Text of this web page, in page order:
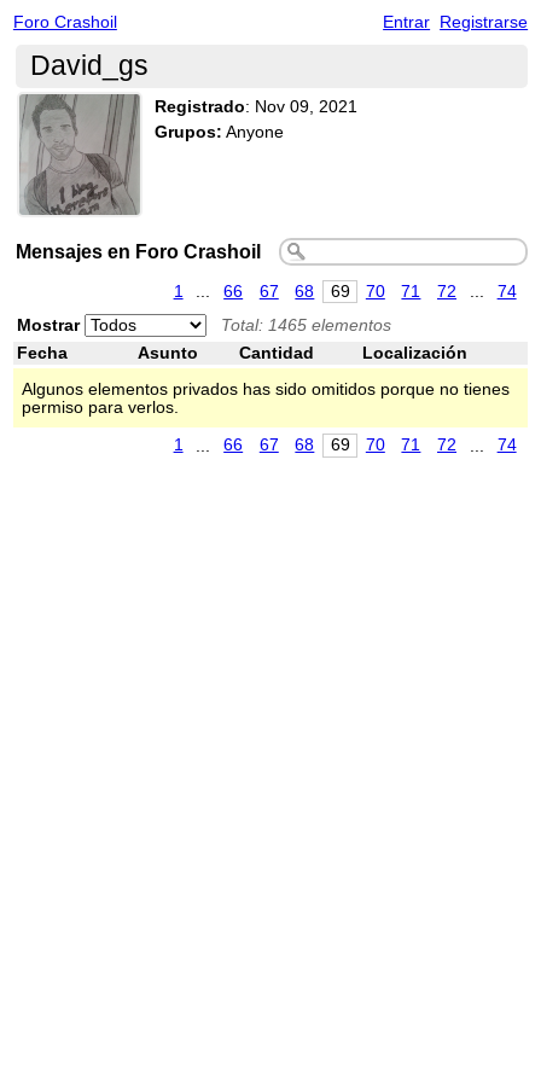
Foro Crashoil Entrar Registrarse
David_gs
Registrado: Nov 09, 2021
Grupos: Anyone
Mensajes en Foro Crashoil
1 66 67 68 69 70 71 72
74
Mostrar
Total: 1465 elementos
Fecha
Asunto Cantidad
Localización
Algunos elementos privados has sido omitidos porque no tienes
permiso para verlos.
1 66 67 68 69 70 71 72 74